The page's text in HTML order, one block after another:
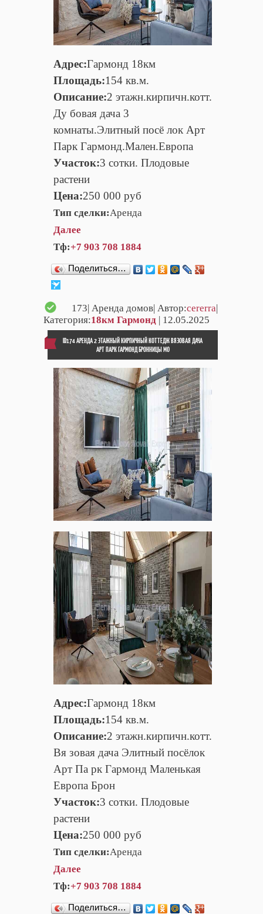
Адрес:Гармонд 18км
Площадь:154 кв.м.
Описание:2 этажн.кирпичн.котт.
Ду бовая дача 3
комнаты.Элитный посё лок Арт
Парк Гармонд.Мален.Европа
Участок:3 сотки. Плодовые
растени
Цена:250 000 руб
Тип сделки:Аренда
Далее
Тф:+7 903 708 1884
Поделиться…
173| Аренда домов| Автор:cererra|
Категория:18км Гармонд | 12.05.2025
ID174 АРЕНДА 2 ЭТАЖНЫЙ КИРПИЧНЫЙ КОТТЕДЖ ВЯЗОВАЯ ДАЧА
АРТ ПАРК ГАРМОНД БРОННИЦЫ МО
Адрес:Гармонд 18км
Площадь:154 кв.м.
Описание:2 этажн.кирпичн.котт.
Вя зовая дача Элитный посёлок
Арт Па рк Гармонд Маленькая
Европа Брон
Участок:3 сотки. Плодовые
растени
Цена:250 000 руб
Тип сделки:Аренда
Далее
Тф:+7 903 708 1884
Поделиться…